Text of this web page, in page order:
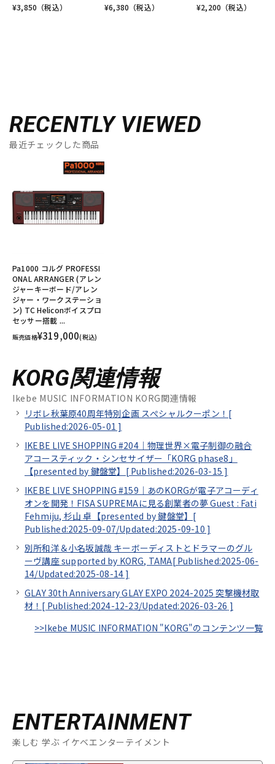
¥3,850 （税込） ¥6,380 （税込） ¥2,200 （税込）
RECENTLY VIEWED
最近チェックした商品
Pa1000 コルグ PROFESSI
ONAL ARRANGER (アレン
ジャーキーボード/アレン
ジャー・ワークステーショ
ン) TC Heliconボイスプロ
セッサー搭載 ...
販売価格¥319,000(税込)
KORG関連情報
Ikebe MUSIC INFORMATION KORG関連情報
リボレ秋葉原40周年特別企画 スぺシャルクーポン！[
Published:2026-05-01 ]
IKEBE LIVE SHOPPING #204｜物理世界×電子制御の融合
アコースティック・シンセサイザー「KORG phase8」
【presented by 鍵盤堂】[ Published:2026-03-15 ]
IKEBE LIVE SHOPPING #159｜あのKORGが電子アコーディ
オンを開発！FISA SUPREMAに見る創業者の夢 Guest : Fati
Fehmiju, 杉山 卓【presented by 鍵盤堂】[
Published:2025-09-07/Updated:2025-09-10 ]
別所和洋＆小名坂誠哉 キーボーディストとドラマーのグル
ーヴ講座 supported by KORG, TAMA[ Published:2025-06-
14/Updated:2025-08-14 ]
GLAY 30th Anniversary GLAY EXPO 2024-2025 突撃機材取
材！[ Published:2024-12-23/Updated:2026-03-26 ]
>>Ikebe MUSIC INFORMATION "KORG"のコンテンツ一覧
ENTERTAINMENT
楽しむ 学ぶ イケベエンターテイメント